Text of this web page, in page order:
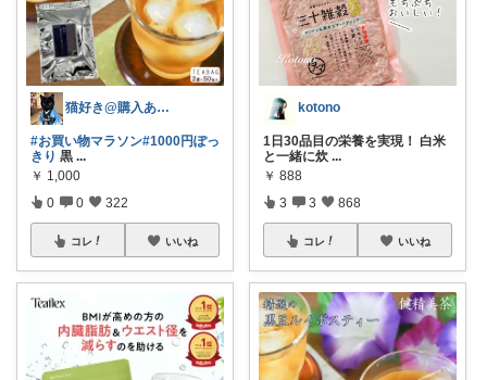
猫好き@購入ありがとうございます✨
#お買い物マラソン#1000円ぽっ
きり 黒 ...
￥ 1,000
0 0 322
コレ いいね
kotono
1日30品目の栄養を実現！ 白米
と一緒に炊 ...
￥ 888
3 3 868
コレ いいね